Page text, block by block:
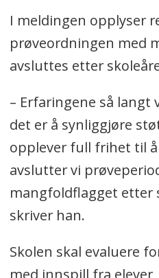
I meldingen opplyser
prøveordningen med
avsluttes etter
– Erfaringene så langt
det er å synliggjøre
opplever full frihet til
avslutter vi
mangfoldflagget etter
skriver han.
Skolen skal evaluere
med innspill fra